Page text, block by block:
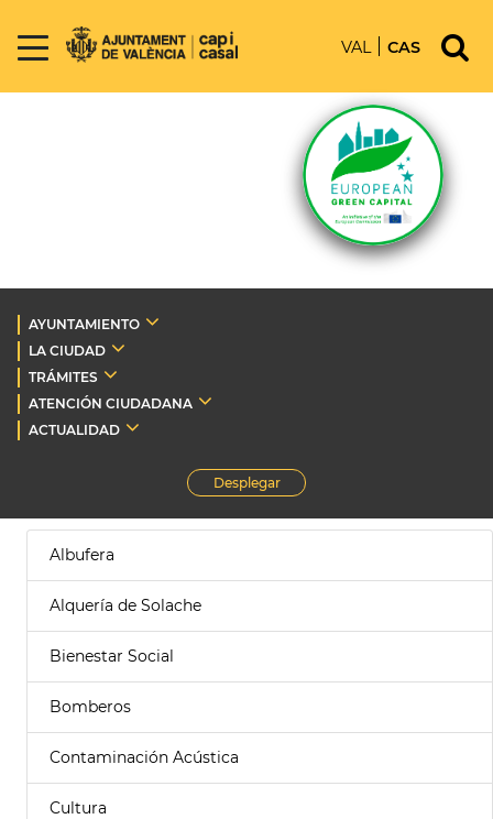
VAL CAS
AYUNTAMIENTO
LA CIUDAD
TRÁMITES
ATENCIÓN CIUDADANA
ACTUALIDAD
Desplegar
Albufera
Alquería de Solache
Bienestar Social
Bomberos
Contaminación Acústica
Cultura